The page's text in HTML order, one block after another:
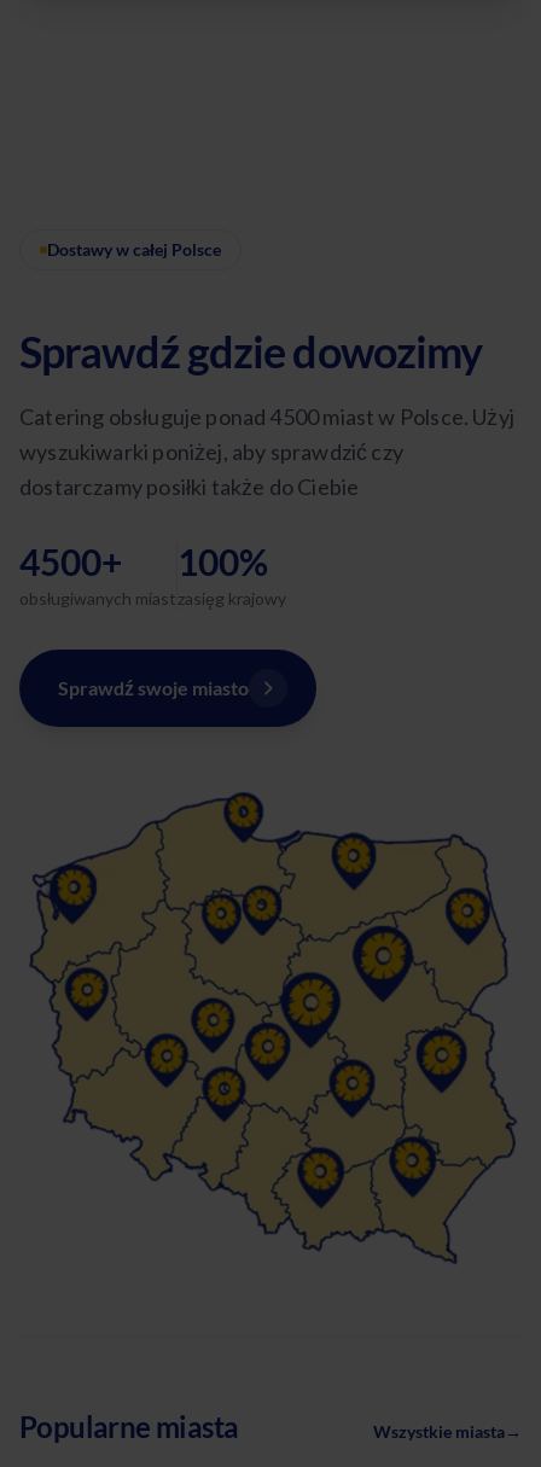
Dostawy w całej Polsce
Sprawdź gdzie dowozimy
Catering obsługuje ponad 4500 miast w Polsce. Użyj
wyszukiwarki poniżej, aby sprawdzić czy
dostarczamy posiłki także do Ciebie
4500+
obsługiwanych miast
100%
zasięg krajowy
Sprawdź swoje miasto
Popularne miasta Wszystkie miasta→